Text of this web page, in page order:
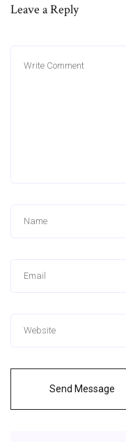
Leave a Reply
Send Message